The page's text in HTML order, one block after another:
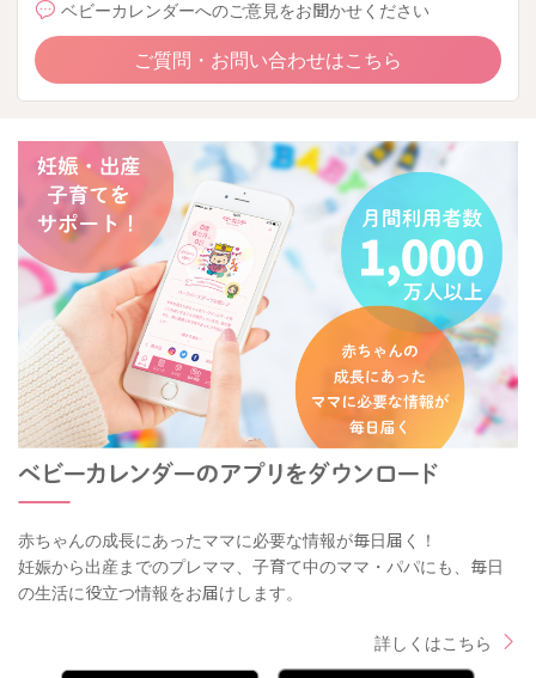
ベビーカレンダーへのご意見をお聞かせください
ご質問・お問い合わせはこちら
赤ちゃんの成長にあったママに必要な情報が毎日届く！
妊娠から出産までのプレママ、子育て中のママ・パパにも、毎日
の生活に役立つ情報をお届けします。
詳しくはこちら